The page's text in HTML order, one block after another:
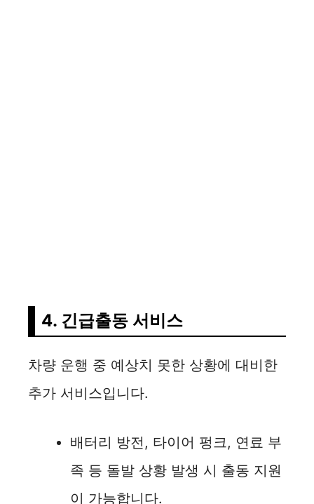
4. 긴급출동 서비스
차량 운행 중 예상치 못한 상황에 대비한
추가 서비스입니다.
배터리 방전, 타이어 펑크, 연료 부
족 등 돌발 상황 발생 시 출동 지원
이 가능합니다.